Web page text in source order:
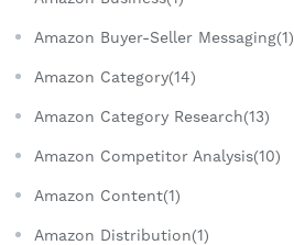
Amazon Buyer-Seller Messaging(1)
Amazon Category(14)
Amazon Category Research(13)
Amazon Competitor Analysis(10)
Amazon Content(1)
Amazon Distribution(1)